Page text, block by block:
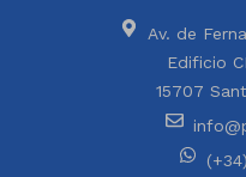
Av. de
Edificio
15707